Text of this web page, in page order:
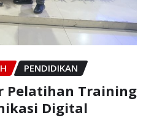
PENDIDIKAN
Pelatihan Training
Digital